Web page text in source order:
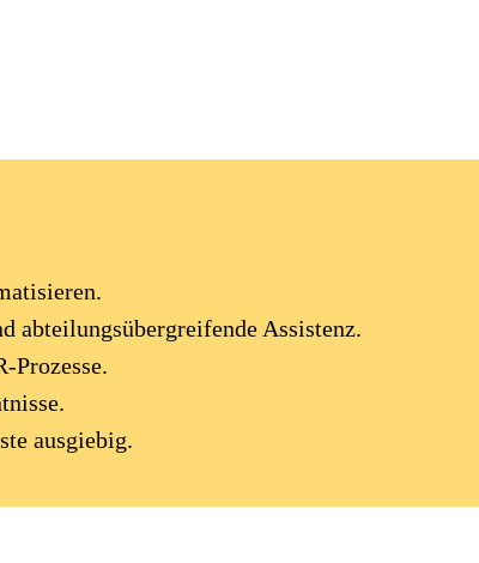
abteilungsübergreifende Assistenz.
Prozesse.
ausgiebig.